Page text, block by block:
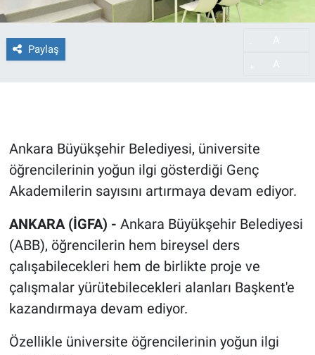
Paylaş
Ankara Büyükşehir Belediyesi, üniversite
öğrencilerinin yoğun ilgi gösterdiği Genç
Akademilerin sayısını artırmaya devam ediyor.
ANKARA (İGFA) - Ankara Büyükşehir Belediyesi
(ABB), öğrencilerin hem bireysel ders
çalışabilecekleri hem de birlikte proje ve
çalışmalar yürütebilecekleri alanları Başkent'e
kazandırmaya devam ediyor.
Özellikle üniversite öğrencilerinin yoğun ilgi